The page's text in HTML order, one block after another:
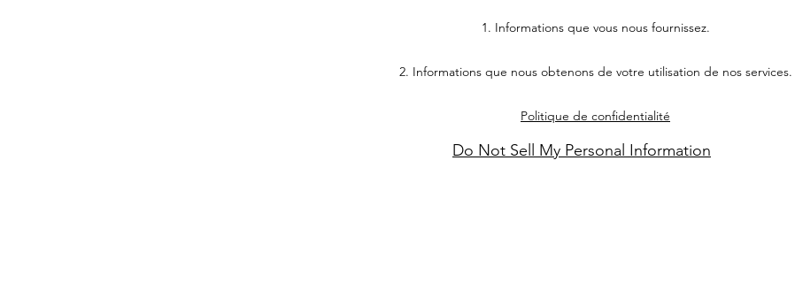
1. Informations que vous nous fournissez.
2. Informations que nous obtenons de votre utilisation de nos services.
Politique de confidentialité
Do Not Sell My Personal Information